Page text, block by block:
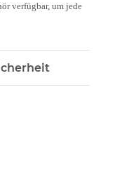
verfügbar, um jede